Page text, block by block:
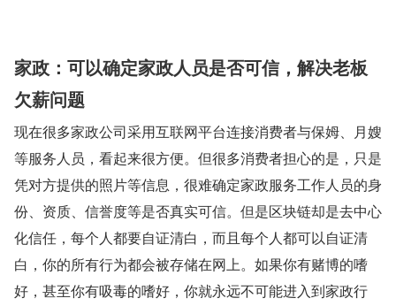
家政：可以确定家政人员是否可信，解决老板
欠薪问题
现在很多家政公司采用互联网平台连接消费者与保姆、月嫂
等服务人员，看起来很方便。但很多消费者担心的是，只是
凭对方提供的照片等信息，很难确定家政服务工作人员的身
份、资质、信誉度等是否真实可信。但是区块链却是去中心
化信任，每个人都要自证清白，而且每个人都可以自证清
白，你的所有行为都会被存储在网上。如果你有赌博的嗜
好，甚至你有吸毒的嗜好，你就永远不可能进入到家政行